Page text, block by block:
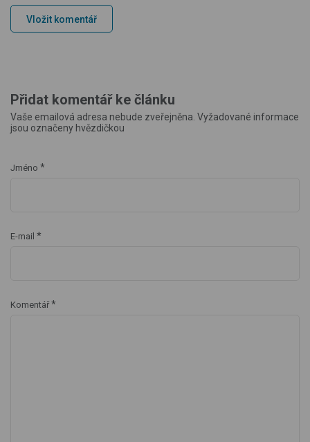
Vložit komentář
Přidat komentář ke článku
Vaše emailová adresa nebude zveřejněna. Vyžadované informace
jsou označeny hvězdičkou
Jméno *
E-mail *
Komentář *